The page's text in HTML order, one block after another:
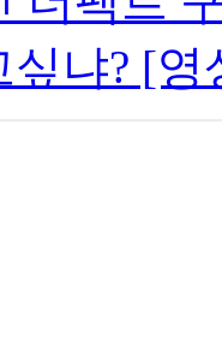
싶냐? [